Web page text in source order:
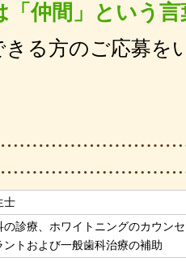
「仲間」という
きる方のご応募を
士
の診療、ホワイトニングのカウン
ントおよび一般歯科治療の補助